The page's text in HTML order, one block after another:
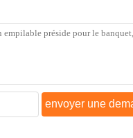
envoyer une